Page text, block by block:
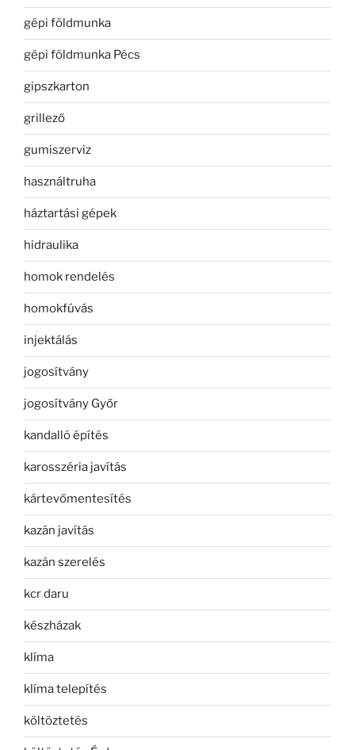
gépi földmunka
gépi földmunka Pécs
gipszkarton
grillező
gumiszerviz
használtruha
háztartási gépek
hidraulika
homok rendelés
homokfúvás
injektálás
jogosítvány
jogosítvány Győr
kandalló építés
karosszéria javítás
kártevőmentesítés
kazán javítás
kazán szerelés
kcr daru
készházak
klíma
klíma telepítés
költöztetés